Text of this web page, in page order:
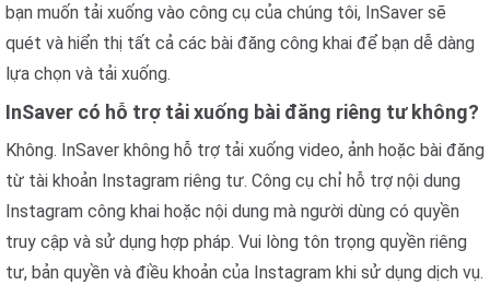
bạn muốn tải xuống vào công cụ của chúng tôi, InSaver sẽ
quét và hiển thị tất cả các bài đăng công khai để bạn dễ dàng
lựa chọn và tải xuống.
InSaver có hỗ trợ tải xuống bài đăng riêng tư không?
Không. InSaver không hỗ trợ tải xuống video, ảnh hoặc bài đăng
từ tài khoản Instagram riêng tư. Công cụ chỉ hỗ trợ nội dung
Instagram công khai hoặc nội dung mà người dùng có quyền
truy cập và sử dụng hợp pháp. Vui lòng tôn trọng quyền riêng
tư, bản quyền và điều khoản của Instagram khi sử dụng dịch vụ.